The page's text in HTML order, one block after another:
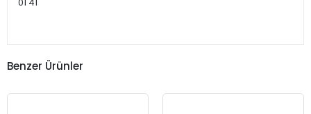
01 41
Benzer Ürünler